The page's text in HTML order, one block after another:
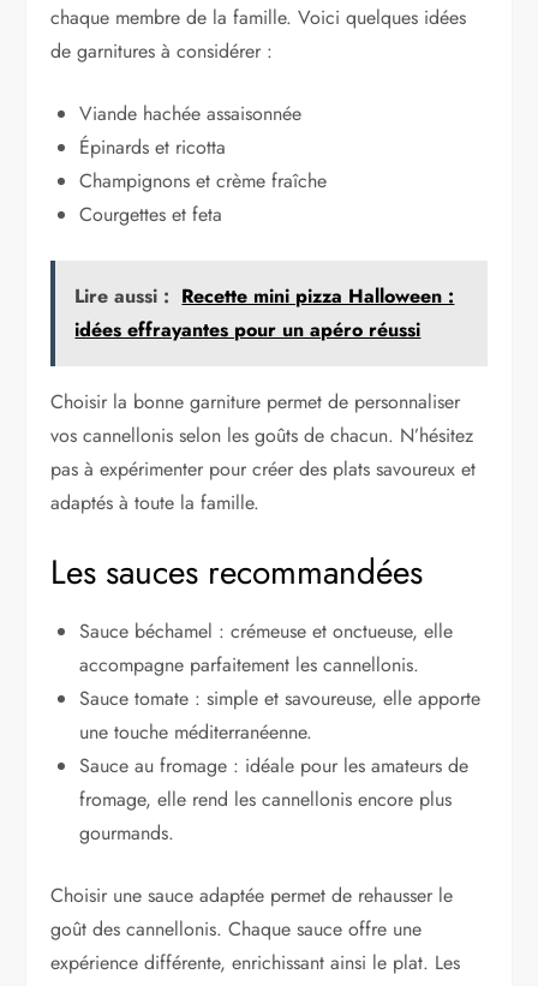
chaque membre de la famille. Voici quelques idées
de garnitures à considérer :
Viande hachée assaisonnée
Épinards et ricotta
Champignons et crème fraîche
Courgettes et feta
Lire aussi : Recette mini pizza Halloween :
idées effrayantes pour un apéro réussi
Choisir la bonne garniture permet de personnaliser
vos cannellonis selon les goûts de chacun. N’hésitez
pas à expérimenter pour créer des plats savoureux et
adaptés à toute la famille.
Les sauces recommandées
Sauce béchamel : crémeuse et onctueuse, elle
accompagne parfaitement les cannellonis.
Sauce tomate : simple et savoureuse, elle apporte
une touche méditerranéenne.
Sauce au fromage : idéale pour les amateurs de
fromage, elle rend les cannellonis encore plus
gourmands.
Choisir une sauce adaptée permet de rehausser le
goût des cannellonis. Chaque sauce offre une
expérience différente, enrichissant ainsi le plat. Les